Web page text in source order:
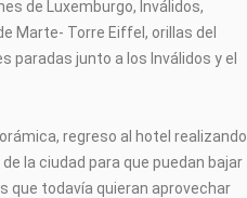
de Luxemburgo, Inválidos,
Marte- Torre Eiffel, orillas del
paradas junto a los Inválidos y el
regreso al hotel realizando
la ciudad para que puedan bajar
que todavía quieran aprovechar